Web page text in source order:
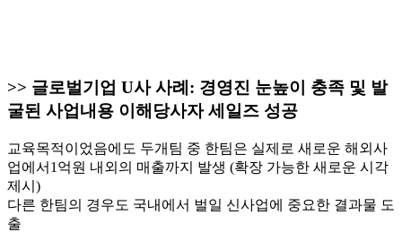
>> 글로벌기업 U사 사례: 경영진 눈높이 충족 및 발
굴된 사업내용 이해당사자 세일즈 성공
교육목적이었음에도 두개팀 중 한팀은 실제로 새로운 해외사
업에서1억원 내외의 매출까지 발생 (확장 가능한 새로운 시각
제시)
다른 한팀의 경우도 국내에서 벌일 신사업에 중요한 결과물 도
출